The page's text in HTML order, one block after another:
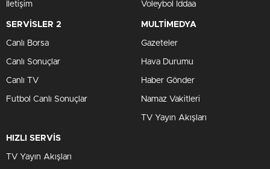
İletişim Voleybol İddaa
SERVİSLER 2
Canlı Borsa
Canlı Sonuçlar
Canlı TV
Futbol Canlı Sonuçlar
MULTİMEDYA
Gazeteler
Hava Durumu
Haber Gönder
Namaz Vakitleri
TV Yayın Akışları
HIZLI SERVİS
TV Yayın Akışları